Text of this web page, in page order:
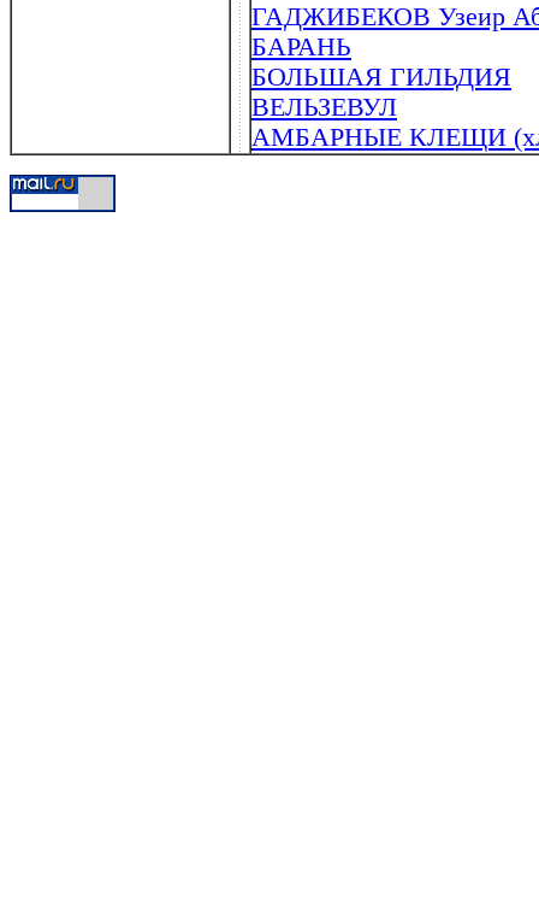
ГАДЖИБЕКОВ Узеир
БАРАНЬ
БОЛЬШАЯ ГИЛЬДИЯ
ВЕЛЬЗЕВУЛ
АМБАРНЫЕ КЛЕЩИ